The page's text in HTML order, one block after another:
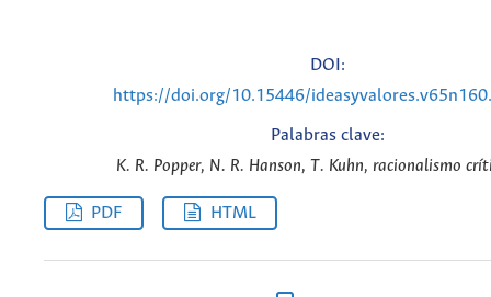
DOI:
https://doi.org/10.15446/
Palabras clave:
K. R. Popper, N. R. Hanson, T. Kuhn, racionalismo
PDF HTML